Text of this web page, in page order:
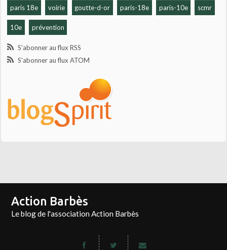
paris 18e voirie goutte-d-or paris-18e paris-10e scmr
10e prévention
S'abonner au flux RSS
S'abonner au flux ATOM
Action Barbès
Le blog de l'association Action Barbès